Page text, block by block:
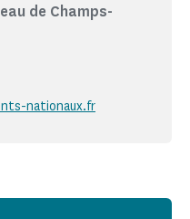
de Champs-
nationaux.fr